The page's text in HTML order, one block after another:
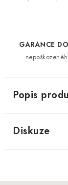
GARANCE
Popis
Diskuze